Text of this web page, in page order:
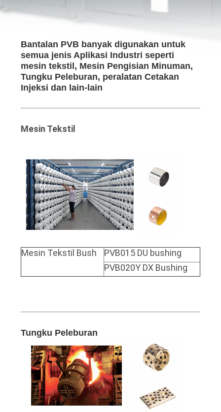
PABRIK
KONTROL
KUALITAS
KAMI
BERITA
KASUS-
KASUS
SITEMAP
PRIVACY
Bantalan PVB banyak digunakan untuk
semua jenis Aplikasi Industri seperti
mesin tekstil, Mesin Pengisian Minuman,
Tungku Peleburan, peralatan Cetakan
Injeksi dan lain-lain
Mesin Tekstil
Mesin Tekstil Bush
PVB015 DU bushing
PVB020Y DX Bushing
Tungku Peleburan